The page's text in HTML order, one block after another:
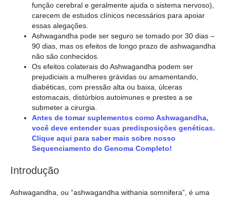
função cerebral e geralmente ajuda o sistema nervoso),
carecem de estudos clínicos necessários para apoiar
essas alegações.
Ashwagandha pode ser seguro se tomado por 30 dias –
90 dias, mas os efeitos de longo prazo de ashwagandha
não são conhecidos.
Os efeitos colaterais do Ashwagandha podem ser
prejudiciais a mulheres grávidas ou amamentando,
diabéticas, com pressão alta ou baixa, úlceras
estomacais, distúrbios autoimunes e prestes a se
submeter a cirurgia.
Antes de tomar suplementos como Ashwagandha,
você deve entender suas predisposições genéticas.
Clique aqui para saber mais sobre nosso
Sequenciamento do Genoma Completo!
Introdução
Ashwagandha, ou “ashwagandha withania somnifera”, é uma